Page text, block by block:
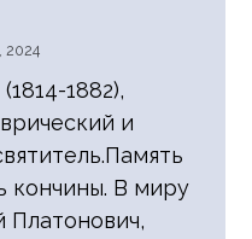
2024
1882),
и
кончины. В миру
Платонович,